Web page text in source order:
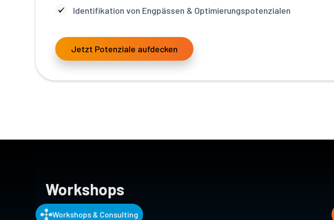
Identifikation von Engpässen & Optimierungspotenzialen
Jetzt Potenziale aufdecken
Workshops
Workshops & Consulting